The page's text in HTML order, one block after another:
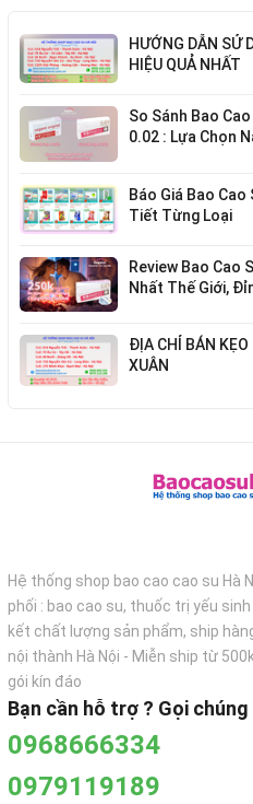
HƯỚNG DẪN SỬ
HIỆU QUẢ NHẤT
So Sánh Bao
0.02 : Lựa Chọn
Báo Giá Bao
Tiết Từng Loại
Review Bao Cao
Nhất Thế Giới,
ĐỊA CHỈ BÁN
XUÂN
Hệ thống shop bao cao cao su Hà
phối : bao cao su, thuốc trị yếu
kết chất lượng sản phẩm, ship
nội thành Hà Nội - Miễn ship từ
gói kín đáo
Bạn cần hỗ trợ ? Gọi
0968666334
0979119189